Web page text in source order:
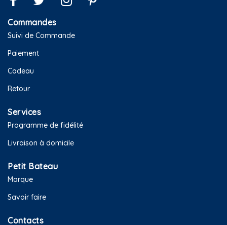
Commandes
Suivi de Commande
Paiement
Cadeau
Retour
Services
Programme de fidélité
Livraison à domicile
Petit Bateau
Marque
Savoir faire
Contacts